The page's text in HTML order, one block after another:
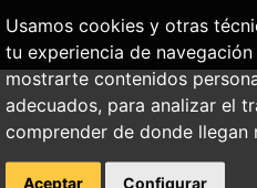
Usamos cookies y otras
tu experiencia de
mostrarte contenidos
adecuados, para analizar el
comprender de donde llegan
Aceptar Configurar